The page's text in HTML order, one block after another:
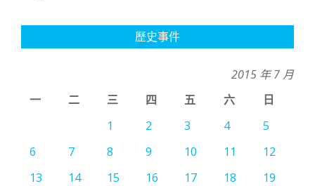
歷史事件
2015 年 7 月
一
二 三 四 五 六
日
1
2 3 4
5
6
7 8 9 10 11
12
13
14 15 16 17 18
19